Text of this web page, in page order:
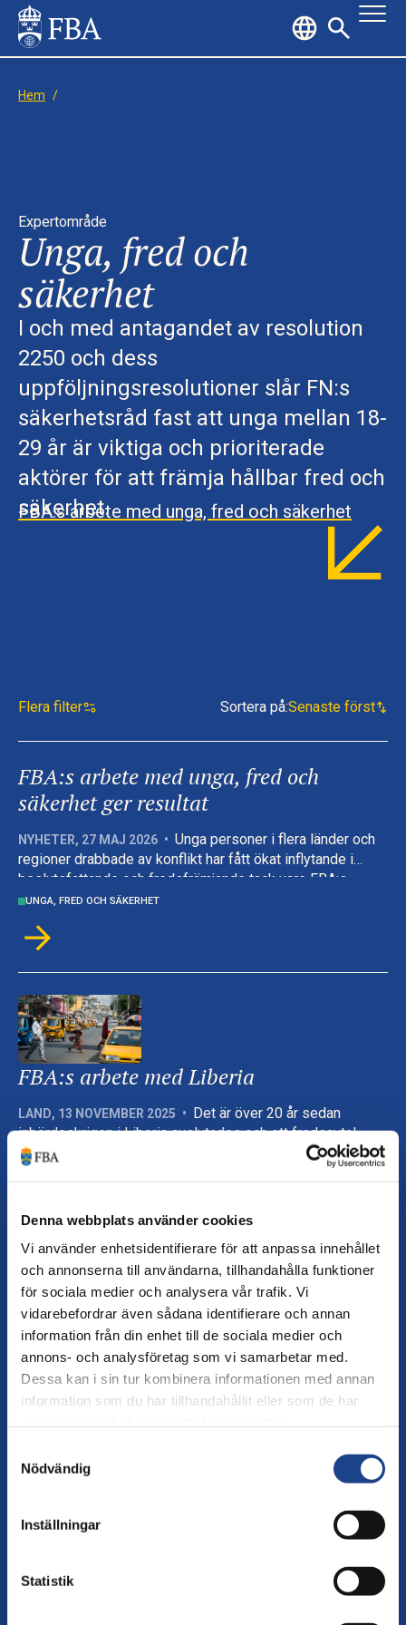
Denna webbplats använder cookies
Vi använder enhetsidentifierare för att anpassa innehållet
och annonserna till användarna, tillhandahålla funktioner
för sociala medier och analysera vår trafik. Vi
vidarebefordrar även sådana identifierare och annan
information från din enhet till de sociala medier och
annons- och analysföretag som vi samarbetar med.
Dessa kan i sin tur kombinera informationen med annan
information som du har tillhandahållit eller som de har
Nödvändig
Inställningar
Statistik
Hem /
Expertområde
Unga, fred och
säkerhet
I och med antagandet av resolution
2250 och dess
uppföljningsresolutioner slår FN:s
säkerhetsråd fast att unga mellan 18-
29 år är viktiga och prioriterade
aktörer för att främja hållbar fred och
säkerhet.
FBA:s arbete med unga, fred och säkerhet
Flera filter Sortera på:Senaste först
FBA:s arbete med unga, fred och
säkerhet ger resultat
NYHETER, 27 MAJ 2026 • Unga personer i flera länder och
regioner drabbade av konflikt har fått ökat inflytande i
beslutsfattande och fredsfrämjande tack vare FBA:s
verksamhet. Det visar en extern resultatgenomlysning av
UNGA, FRED OCH SÄKERHET
FBA:s arbete med Liberia
LAND, 13 NOVEMBER 2025 • Det är över 20 år sedan
inbördeskrigen i Liberia avslutades och ett fredsavtal
slöts. Men många av de centrala drivkrafterna bakom
konflikterna kvarstår och vägen mot hållbar fred är kantad
stora steg framåt mot ett stabilt och fredligt demokratiskt
samhälle. FBA arbetar med att stödja ungas deltagande i
fredsprocessen och demokratisering av offentliga
institutioner och säkerhetssektorn.
UNGA, FRED OCH SÄKERHET
LIBERIA
PARTNERSAMARBETE
FBA:s arbete med Somalia
LAND ,9 OKTOBER 2025
Somalia har i nästan fyra
decennier präglats av våld, svaga institutioner och
arbete för att återuppbygga staten och skapa
förutsättningar för fred, säkerhet och utveckling. FBA
inkluderande och hållbara processer, där kvinnor, unga och
KVINNOR, FRED OCH SÄKERHET
UNGA, FRED OCH SÄKERHET
PERSONALBIDRAG TILL CIVILA FREDSINSATSER